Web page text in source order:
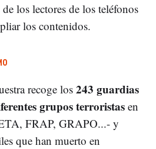
de los lectores de los teléfonos
los contenidos.
recoge los 243 guardias
grupos terroristas en
FRAP, GRAPO...- y
que han muerto en